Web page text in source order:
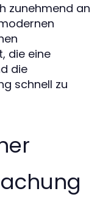
zunehmend an
die eine
die
schnell zu